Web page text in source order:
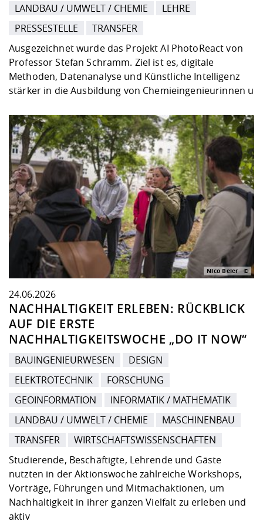
LANDBAU / UMWELT / CHEMIE
LEHRE
PRESSESTELLE
TRANSFER
Ausgezeichnet wurde das Projekt AI PhotoReact von
Professor Stefan Schramm. Ziel ist es, digitale
Methoden, Datenanalyse und Künstliche Intelligenz
stärker in die Ausbildung von Chemieingenieurinnen u
NACHHALTIGKEIT ERLEBEN: RÜCKBLICK
AUF DIE ERSTE
NACHHALTIGKEITSWOCHE „DO IT NOW“
24.06.2026
BAUINGENIEURWESEN
DESIGN
ELEKTROTECHNIK
FORSCHUNG
GEOINFORMATION
INFORMATIK / MATHEMATIK
LANDBAU / UMWELT / CHEMIE
MASCHINENBAU
TRANSFER
WIRTSCHAFTSWISSENSCHAFTEN
Studierende, Beschäftigte, Lehrende und Gäste
nutzten in der Aktionswoche zahlreiche Workshops,
Vorträge, Führungen und Mitmachaktionen, um
Nachhaltigkeit in ihrer ganzen Vielfalt zu erleben und
aktiv
Nico Beier